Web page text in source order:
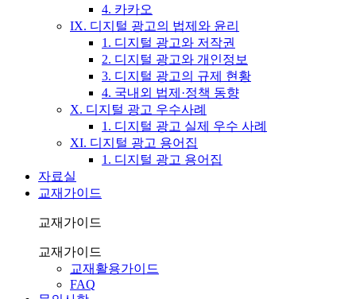
4. 카카오
IX. 디지털 광고의 법제와 윤리
1. 디지털 광고와 저작권
2. 디지털 광고와 개인정보
3. 디지털 광고의 규제 현황
4. 국내외 법제·정책 동향
X. 디지털 광고 우수사례
1. 디지털 광고 실제 우수 사례
XI. 디지털 광고 용어집
1. 디지털 광고 용어집
자료실
교재가이드
교재가이드
교재가이드
교재활용가이드
FAQ